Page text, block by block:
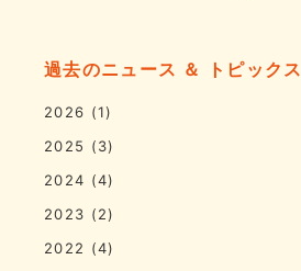
過去のニュース ＆ トピックス
2026 (1)
2025 (3)
2024 (4)
2023 (2)
2022 (4)